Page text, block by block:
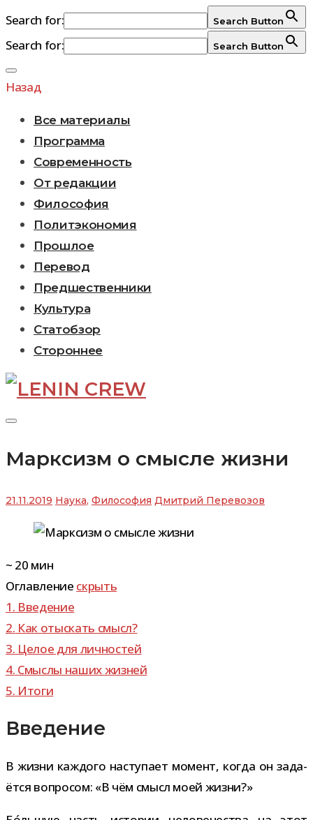
Search for: Search Button
Search for: Search Button
Перейти
к
Назад
Все материалы
Программа
Современность
От редакции
Философия
Политэкономия
Прошлое
Перевод
Предшественники
Культура
Статобзор
Стороннее
Марксизм о смысле жизни
21.11.2019 Наука, Философия Дмитрий Перевозов
~ 20 мин
Оглавление скрыть
1. Введение
2. Как отыс­кать смысл?
3. Целое для личностей
4. Смыслы наших жизней
5. Итоги
Введение
В жизни каж­дого насту­пает момент, когда он зада­
ётся вопро­сом: «В чём смысл моей жизни?»